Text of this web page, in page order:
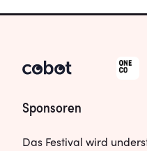
Sponsoren
Das Festival wird